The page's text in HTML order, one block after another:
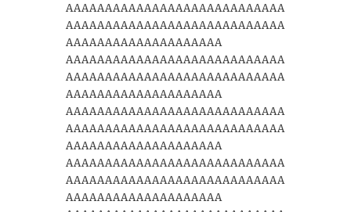
AAAAAAAAAAAAAAAAAAAAAAAAAAAA
AAAAAAAAAAAAAAAAAAAAAAAAAAAA
AAAAAAAAAAAAAAAAAAAA
AAAAAAAAAAAAAAAAAAAAAAAAAAAA
AAAAAAAAAAAAAAAAAAAAAAAAAAAA
AAAAAAAAAAAAAAAAAAAA
AAAAAAAAAAAAAAAAAAAAAAAAAAAA
AAAAAAAAAAAAAAAAAAAAAAAAAAAA
AAAAAAAAAAAAAAAAAAAA
AAAAAAAAAAAAAAAAAAAAAAAAAAAA
AAAAAAAAAAAAAAAAAAAAAAAAAAAA
AAAAAAAAAAAAAAAAAAAA